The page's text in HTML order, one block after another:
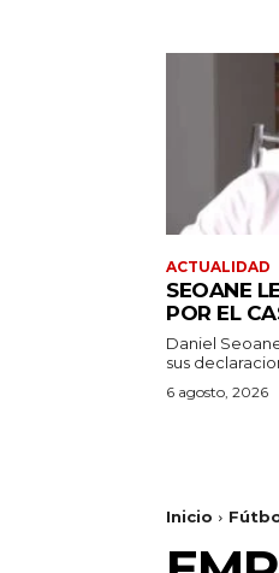
ACTUALIDAD
SEOANE
POR EL
Daniel
sus
6 agosto, 2026